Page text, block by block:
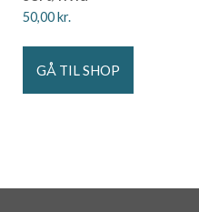
50,00kr.
GÅ TIL SHOP